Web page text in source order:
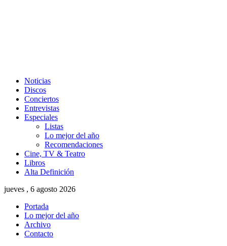
Noticias
Discos
Conciertos
Entrevistas
Especiales
Listas
Lo mejor del año
Recomendaciones
Cine, TV & Teatro
Libros
Alta Definición
jueves , 6 agosto 2026
Portada
Lo mejor del año
Archivo
Contacto